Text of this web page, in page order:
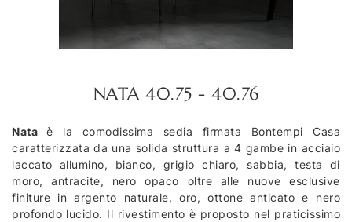
NATA 40.75 - 40.76
Nataè la comodissima sedia firmata Bontempi Casa
caratterizzata da una solida struttura a 4 gambe in acciaio
laccato allumino, bianco, grigio chiaro, sabbia, testa di
moro, antracite, nero opaco oltre alle nuove esclusive
finiture in argento naturale, oro, ottone anticato e nero
profondo lucido. Il rivestimento è proposto nel praticissimo